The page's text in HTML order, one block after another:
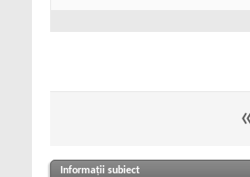
Informații subiect